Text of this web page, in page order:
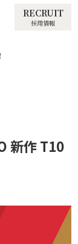
RECRUIT
採用情報
新作 T10